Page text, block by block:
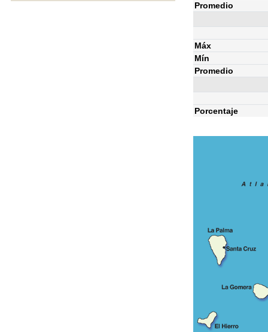
Promedio
Máx
Mín
Promedio
Porcentaje